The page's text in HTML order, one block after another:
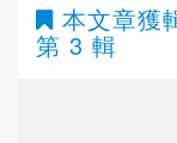
本文章獲
第 3 輯